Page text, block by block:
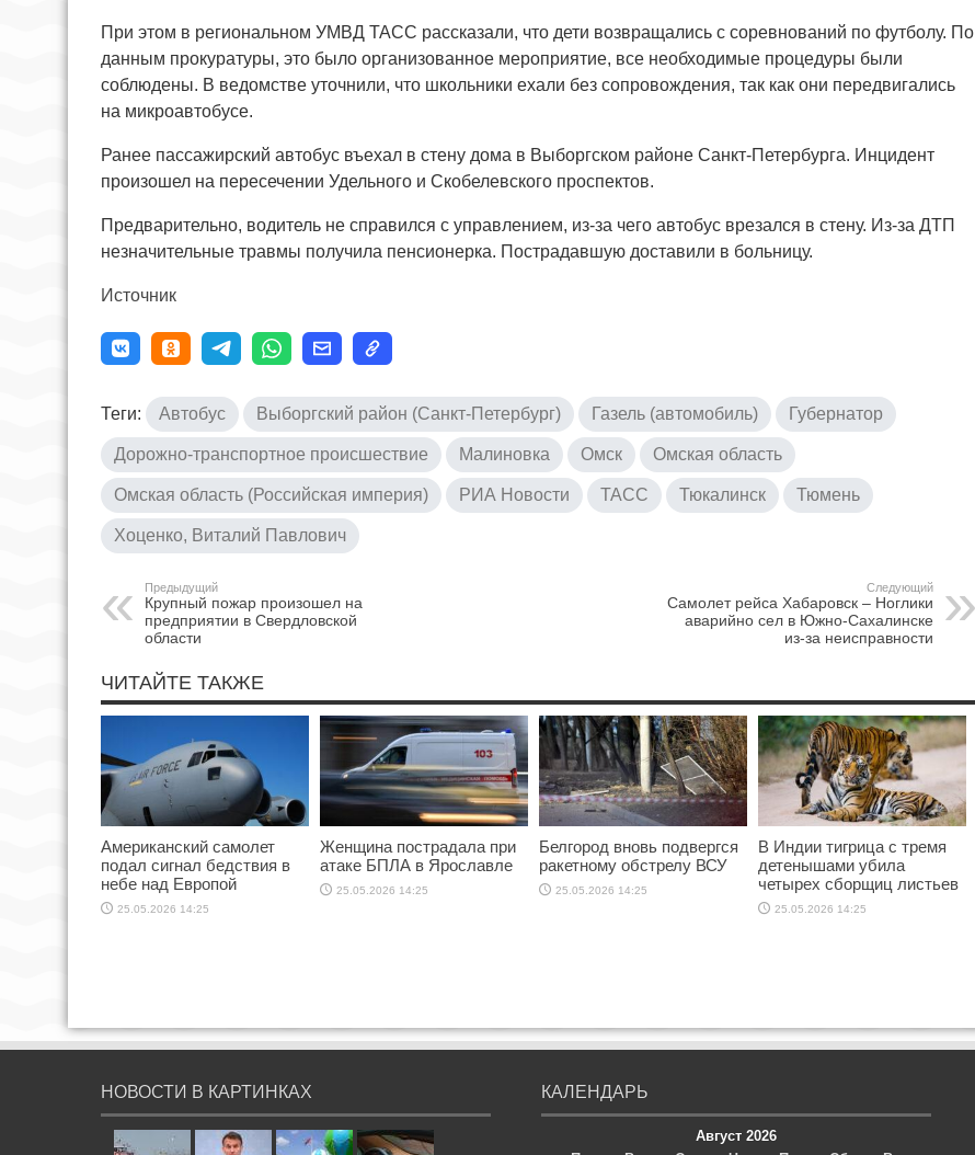
При этом в региональном УМВД ТАСС рассказали, что дети возвращались с соревнований по футболу. По
данным прокуратуры, это было организованное мероприятие, все необходимые процедуры были
соблюдены. В ведомстве уточнили, что школьники ехали без сопровождения, так как они передвигались
на микроавтобусе.
Ранее пассажирский автобус въехал в стену дома в Выборгском районе Санкт-Петербурга. Инцидент
произошел на пересечении Удельного и Скобелевского проспектов.
Предварительно, водитель не справился с управлением, из-за чего автобус врезался в стену. Из-за ДТП
незначительные травмы получила пенсионерка. Пострадавшую доставили в больницу.
Источник
Теги: Автобус Выборгский район (Санкт-Петербург) Газель (автомобиль) Губернатор
Дорожно-транспортное происшествие Малиновка Омск Омская область
Омская область (Российская империя) РИА Новости ТАСС Тюкалинск Тюмень
Хоценко, Виталий Павлович
Предыдущий
Крупный пожар произошел на
предприятии в Свердловской
области
Следующий
Самолет рейса Хабаровск – Ноглики
аварийно сел в Южно-Сахалинске
из-за неисправности
ЧИТАЙТЕ ТАКЖЕ
Американский самолет
подал сигнал бедствия в
небе над Европой
25.05.2026 14:25
Женщина пострадала при
атаке БПЛА в Ярославле
25.05.2026 14:25
Белгород вновь подвергся
ракетному обстрелу ВСУ
25.05.2026 14:25
В Индии тигрица с тремя
детенышами убила
четырех сборщиц листьев
25.05.2026 14:25
НОВОСТИ В КАРТИНКАХ КАЛЕНДАРЬ
Август 2026